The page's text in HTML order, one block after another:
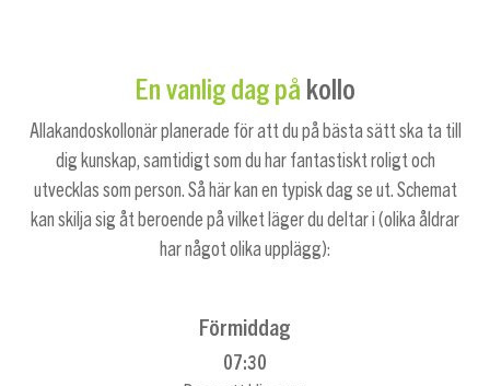
En vanlig dag på kollo
Allakandoskollonär planerade för att du på bästa sätt ska ta till
dig kunskap, samtidigt som du har fantastiskt roligt och
utvecklas som person. Så här kan en typisk dag se ut. Schemat
kan skilja sig åt beroende på vilket läger du deltar i (olika åldrar
har något olika upplägg):
Förmiddag
07:30